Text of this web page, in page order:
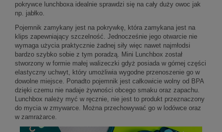
pokrywce lunchboxa idealnie sprawdzi się na cały duży owoc jak
np. jabłko.
Pojemnik zamykany jest na pokrywkę, która zamykana jest na
klips zapewniający szczelność. Jednocześnie jego otwarcie nie
wymaga użycia praktycznie żadnej siły więc nawet najmłodsi
bardzo szybko sobie z tym poradzą. Mini Lunchbox został
stworzony w formie małej walizeczki gdyż posiada w górnej części
elastyczny uchwyt, który umożliwia wygodne przenoszenie go w
dowolne miejsce. Ponadto pojemnik jest całkowicie wolny od BPA
dzięki czemu nie nadaje żywności obcego smaku oraz zapachu.
Lunchbox należy myć w ręcznie, nie jest to produkt przeznaczony
do mycia w zmywarce. Można przechowywać go w lodówce oraz
w zamrażarce.